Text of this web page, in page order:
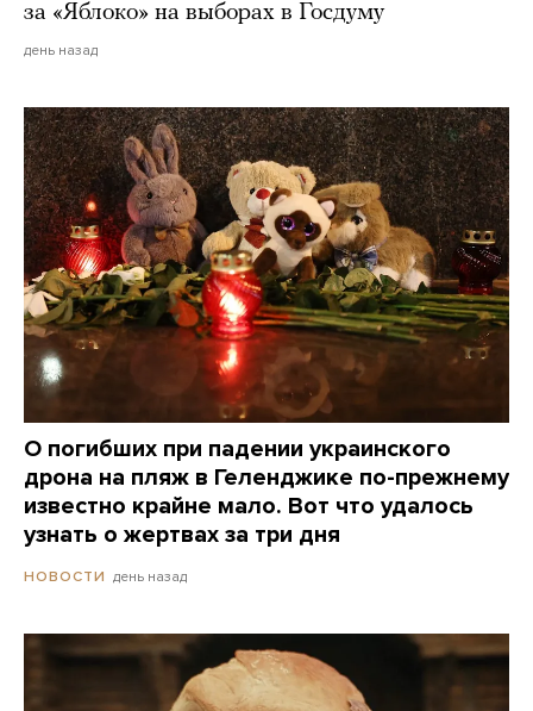
за «Яблоко» на выборах в Госдуму
день назад
О погибших при падении украинского
дрона на пляж в Геленджике по-прежнему
известно крайне мало. Вот что удалось
узнать о жертвах за три дня
НОВОСТИ день назад